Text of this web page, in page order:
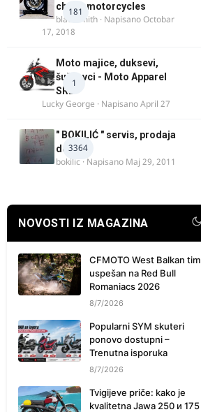
181
chock motorcycles
blacksmith · NapisanoOctobar
17, 2018
1
Moto majice, duksevi,
šuškavci - Moto Apparel
SRB
Lucky George · NapisanoApril 27
3364
" BOKILIĆ " servis, prodaja
delova
bokilic · Napisano Maj 29, 2011
NOVOSTI IZ MAGAZINA
CFMOTO West Balkan tim
uspešan na Red Bull
Romaniacs 2026
8/7/2026
Popularni SYM skuteri
ponovo dostupni –
Trenutna isporuka
8/7/2026
Tvigijeve priče: kako je
kvalitetna Jawa 250 и 175